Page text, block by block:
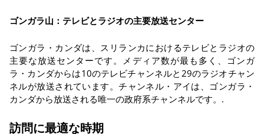
ゴンガラ山：テレビとラジオの主要放送センター
ゴンガラ・カンダは、スリランカにおけるテレビとラジオの
主要な放送センターです。メディア数が最も多く、ゴンガ
ラ・カンダからは10のテレビチャンネルと29のラジオチャン
ネルが放送されています。チャンネル・アイは、ゴンガラ・
カンダから放送される唯一の政府系チャンネルです。.
訪問に最適な時期